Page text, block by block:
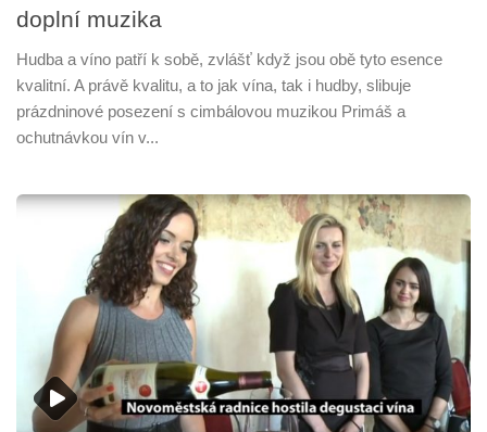
doplní muzika
Hudba a víno patří k sobě, zvlášť když jsou obě tyto esence
kvalitní. A právě kvalitu, a to jak vína, tak i hudby, slibuje
prázdninové posezení s cimbálovou muzikou Primáš a
ochutnávkou vín v...